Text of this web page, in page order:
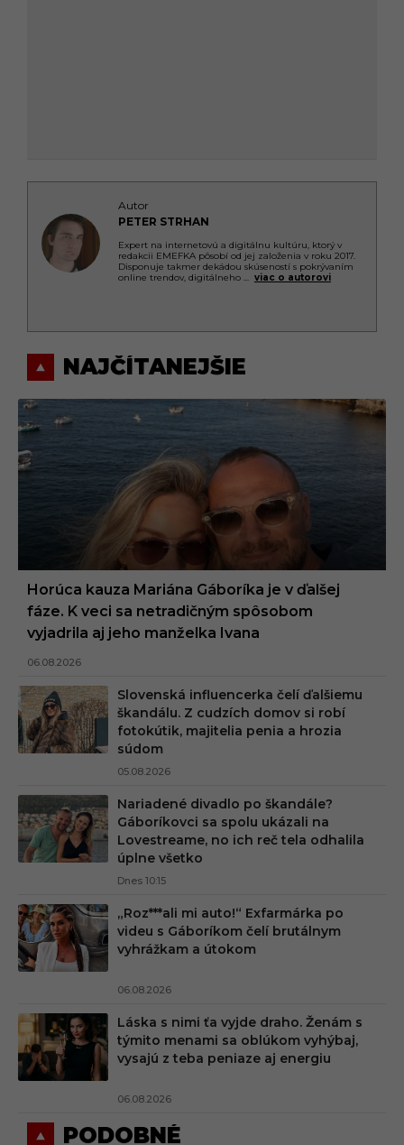
Autor
PETER STRHAN
Expert na internetovú a digitálnu kultúru, ktorý v
redakcii EMEFKA pôsobí od jej založenia v roku 2017.
Disponuje takmer dekádou skúseností s pokrývaním
online trendov, digitálneho ... viac o autorovi
NAJČÍTANEJŠIE
Horúca kauza Mariána Gáboríka je v ďalšej
fáze. K veci sa netradičným spôsobom
vyjadrila aj jeho manželka Ivana
06.08.2026
Slovenská influencerka čelí ďalšiemu
škandálu. Z cudzích domov si robí
fotokútik, majitelia penia a hrozia
súdom
05.08.2026
Nariadené divadlo po škandále?
Gáboríkovci sa spolu ukázali na
Lovestreame, no ich reč tela odhalila
úplne všetko
Dnes 10:15
„Roz***ali mi auto!“ Exfarmárka po
videu s Gáboríkom čelí brutálnym
vyhrážkam a útokom
06.08.2026
Láska s nimi ťa vyjde draho. Ženám s
týmito menami sa oblúkom vyhýbaj,
vysajú z teba peniaze aj energiu
06.08.2026
PODOBNÉ